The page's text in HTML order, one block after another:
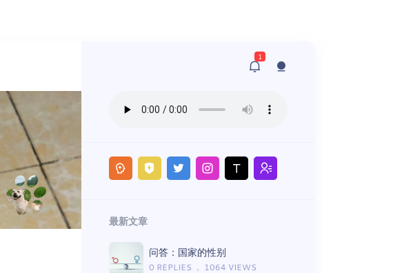
1
最新文章
问答：国家的性别
0 REPLIES ， 1064 VIEWS